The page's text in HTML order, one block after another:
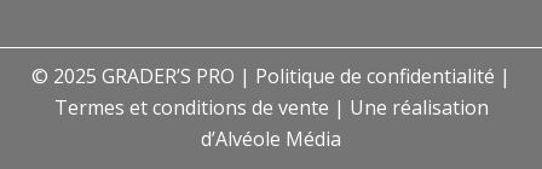
© 2025 GRADER’S PRO | Politique de confidentialité |
Termes et conditions de vente | Une réalisation
d’Alvéole Média